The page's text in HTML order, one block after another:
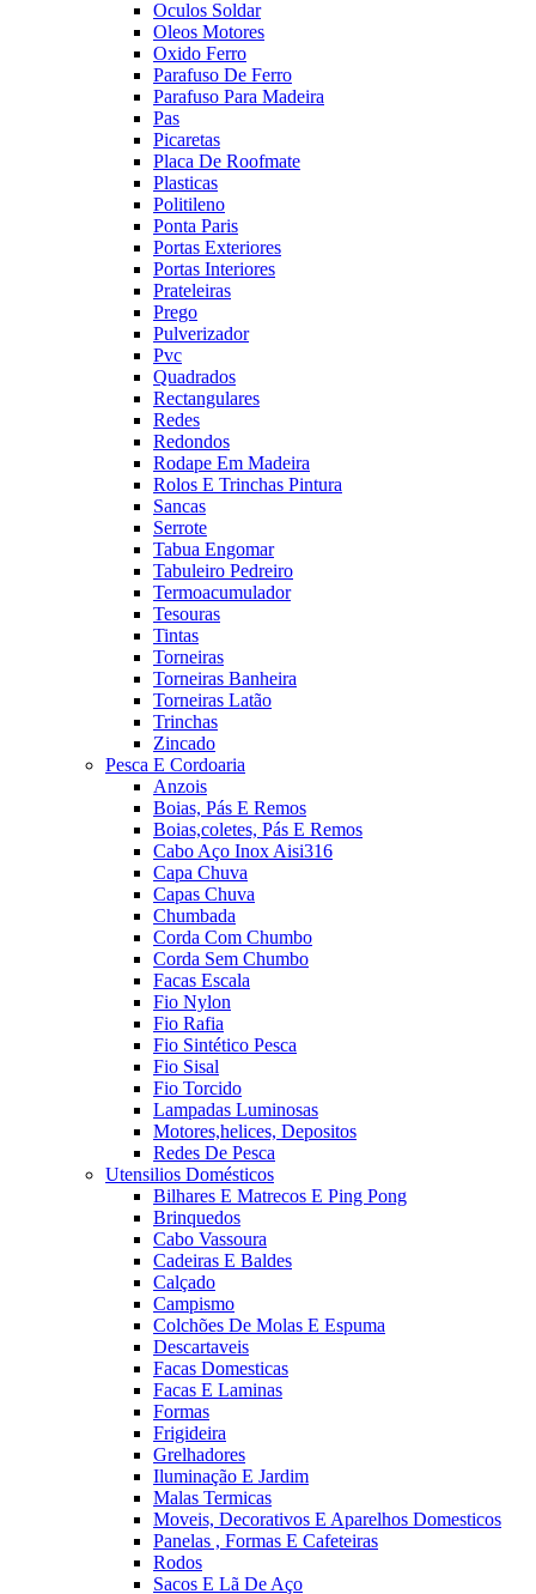
Oculos Soldar
Oleos Motores
Oxido Ferro
Parafuso De Ferro
Parafuso Para Madeira
Pas
Picaretas
Placa De Roofmate
Plasticas
Politileno
Ponta Paris
Portas Exteriores
Portas Interiores
Prateleiras
Prego
Pulverizador
Pvc
Quadrados
Rectangulares
Redes
Redondos
Rodape Em Madeira
Rolos E Trinchas Pintura
Sancas
Serrote
Tabua Engomar
Tabuleiro Pedreiro
Termoacumulador
Tesouras
Tintas
Torneiras
Torneiras Banheira
Torneiras Latão
Trinchas
Zincado
Pesca E Cordoaria
Anzois
Boias, Pás E Remos
Boias,coletes, Pás E Remos
Cabo Aço Inox Aisi316
Capa Chuva
Capas Chuva
Chumbada
Corda Com Chumbo
Corda Sem Chumbo
Facas Escala
Fio Nylon
Fio Rafia
Fio Sintético Pesca
Fio Sisal
Fio Torcido
Lampadas Luminosas
Motores,helices, Depositos
Redes De Pesca
Utensilios Domésticos
Bilhares E Matrecos E Ping Pong
Brinquedos
Cabo Vassoura
Cadeiras E Baldes
Calçado
Campismo
Colchões De Molas E Espuma
Descartaveis
Facas Domesticas
Facas E Laminas
Formas
Frigideira
Grelhadores
Iluminação E Jardim
Malas Termicas
Moveis, Decorativos E Aparelhos Domesticos
Panelas , Formas E Cafeteiras
Rodos
Sacos E Lã De Aço